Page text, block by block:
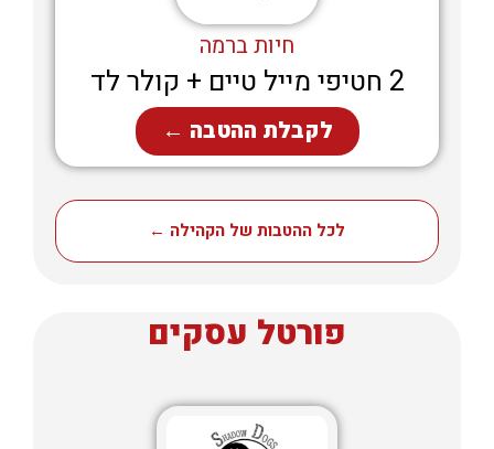
חיות ברמה
2 חטיפי מייל טיים + קולר לד
לקבלת ההטבה ←
לכל ההטבות של הקהילה ←
פורטל עסקים